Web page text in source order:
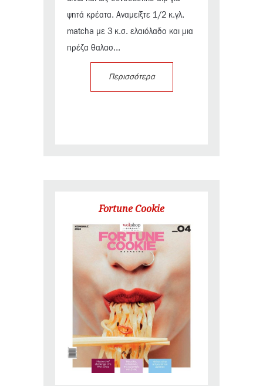
ψητά κρέατα. Αναμείξτε 1/2 κ.γλ.
matcha με 3 κ.σ. ελαιόλαδο και μια
πρέζα θαλασ...
Περισσότερα
Fortune Cookie